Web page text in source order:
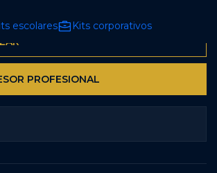
escolares Kits corporativos
PROFESIONAL